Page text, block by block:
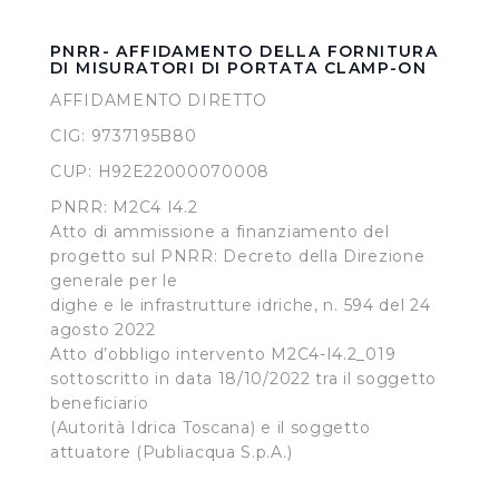
PNRR- AFFIDAMENTO DELLA FORNITURA
DI MISURATORI DI PORTATA CLAMP-ON
AFFIDAMENTO DIRETTO
CIG: 9737195B80
CUP: H92E22000070008
PNRR: M2C4 I4.2
Atto di ammissione a finanziamento del
progetto sul PNRR: Decreto della Direzione
generale per le
dighe e le infrastrutture idriche, n. 594 del 24
agosto 2022
Atto d’obbligo intervento M2C4-I4.2_019
sottoscritto in data 18/10/2022 tra il soggetto
beneficiario
(Autorità Idrica Toscana) e il soggetto
attuatore (Publiacqua S.p.A.)